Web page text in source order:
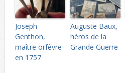
Joseph
Genthon,
maître orfèvre
en 1757
Auguste Baux,
héros de la
Grande Guerre